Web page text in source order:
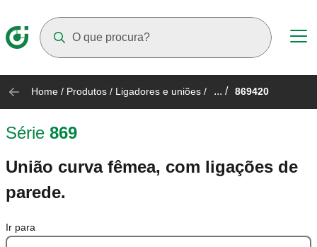
Home / Produtos / Ligadores e uniões / ... / 869420
Série 869
União curva fêmea, com ligações de
parede.
Ir para